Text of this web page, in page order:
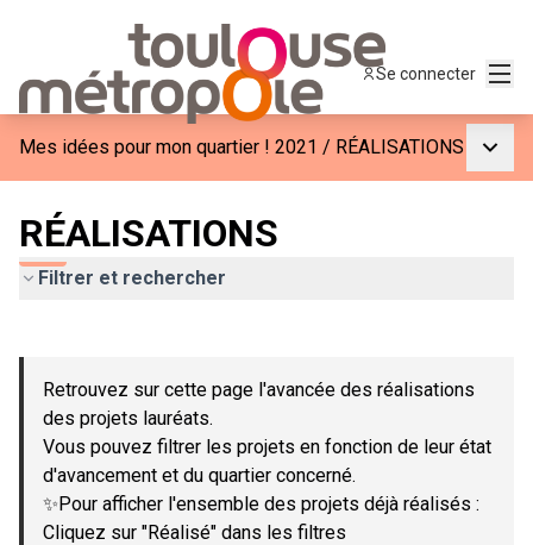
Se connecter
Mes idées pour mon quartier ! 2021 / RÉALISATIONS
RÉALISATIONS
Filtrer et rechercher
−
Retrouvez sur cette page l'avancée des réalisations
des projets lauréats.
Vous pouvez filtrer les projets en fonction de leur état
d'avancement et du quartier concerné.
✨Pour afficher l'ensemble des projets déjà réalisés :
Cliquez sur "Réalisé" dans les filtres